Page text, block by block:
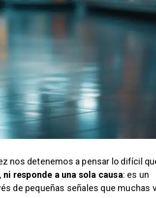
nos detenemos a pensar lo difícil
responde a una sola causa: es un
de pequeñas señales que muchas